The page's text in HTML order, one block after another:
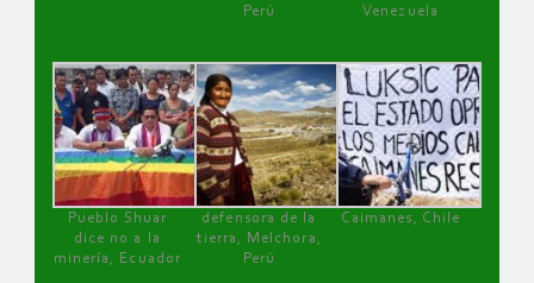
Perú
Venezuela
Pueblo Shuar
dice no a la
minería, Ecuador
defensora de la
tierra, Melchora,
Perú
Caimanes, Chile